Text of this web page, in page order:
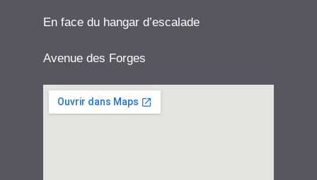
En face du hangar d’escalade
Avenue des Forges